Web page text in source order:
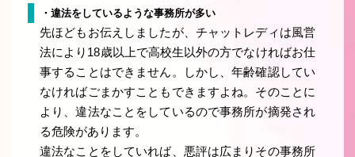
・違法をしているような事務所が多い
先ほどもお伝えしましたが、チャットレディは風営
法により18歳以上で高校生以外の方でなければお仕
事することはできません。しかし、年齢確認してい
なければごまかすこともできますよね。そのことに
より、違法なことをしているので事務所が摘発され
る危険があります。
違法なことをしていれば、悪評は広まりその事務所